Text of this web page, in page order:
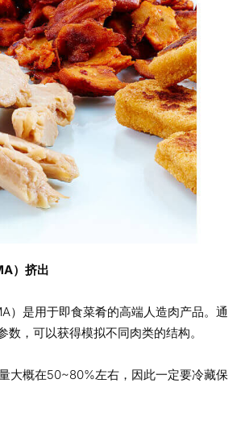
）挤出
）是用于即食菜肴的高端人造肉产品。通
数，可以获得模拟不同肉类的结构。
大概在50~80%左右，因此一定要冷藏保